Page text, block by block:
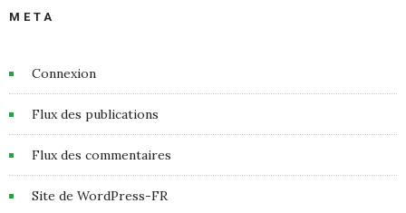
META
Connexion
Flux des publications
Flux des commentaires
Site de WordPress-FR